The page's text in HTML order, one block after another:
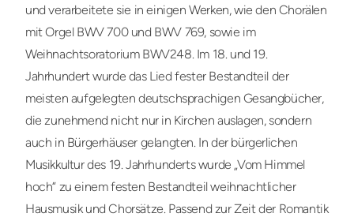
und verarbeitete sie in einigen Werken, wie den Chorälen
mit Orgel BWV 700 und BWV 769, sowie im
Weihnachtsoratorium BWV248. Im 18. und 19.
Jahrhundert wurde das Lied fester Bestandteil der
meisten aufgelegten deutschsprachigen Gesangbücher,
die zunehmend nicht nur in Kirchen auslagen, sondern
auch in Bürgerhäuser gelangten. In der bürgerlichen
Musikkultur des 19. Jahrhunderts wurde „Vom Himmel
hoch“ zu einem festen Bestandteil weihnachtlicher
Hausmusik und Chorsätze. Passend zur Zeit der Romantik